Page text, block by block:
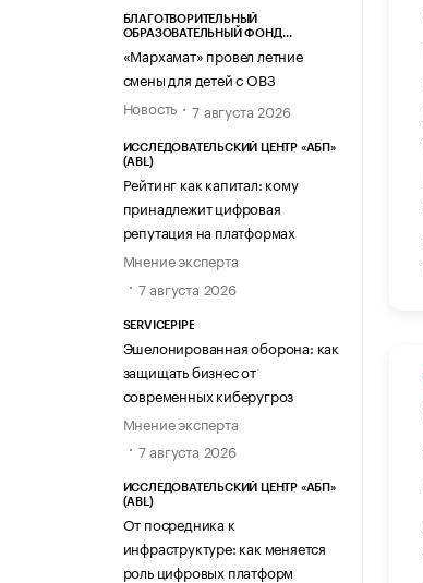
БЛАГОТВОРИТЕЛЬНЫЙ
ОБРАЗОВАТЕЛЬНЫЙ ФОНД
«Мархамат» провел летние
смены для детей с ОВЗ
Новость
7 августа 2026
ИССЛЕДОВАТЕЛЬСКИЙ ЦЕНТР «АБП»
(ABL)
Рейтинг как капитал: кому
принадлежит цифровая
репутация на платформах
Мнение эксперта
7 августа 2026
SERVICEPIPE
Эшелонированная оборона: как
защищать бизнес от
современных киберугроз
Мнение эксперта
7 августа 2026
ИССЛЕДОВАТЕЛЬСКИЙ ЦЕНТР «АБП»
(ABL)
От посредника к
инфраструктуре: как меняется
роль цифровых платформ